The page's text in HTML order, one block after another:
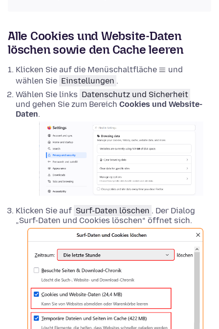
Alle Cookies und Website-Daten
löschen sowie den Cache leeren
Klicken Sie auf die Menüschaltfläche
und
wählen Sie Einstellungen .
Wählen Sie links Datenschutz und Sicherheit
und gehen Sie zum Bereich Cookies und Website-
Daten.
Klicken Sie auf Surf-Daten löschen . Der Dialog
„Surf-Daten und Cookies löschen“ öffnet sich.